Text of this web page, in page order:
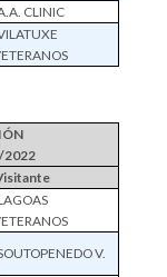
CLINIC
2022
V.